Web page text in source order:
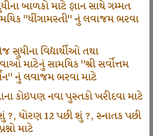
બાળકો માટે જ્ઞાન સાથે ગમ્મત
"ધીંગામસ્તી" નું લવાજમ ભરવા
સુધીના વિદ્યાર્થીઓ તથા
માટેનું સામયિક "શ્રી સર્વોત્તમ
નું લવાજમ ભરવા માટે
કોઇપણ નવા પુસ્તકો ખરીદવા માટે
?, ધોરણ 12 પછી શું ?, સ્નાતક પછી
માટે
1000
Participate School In GKIQ
125000